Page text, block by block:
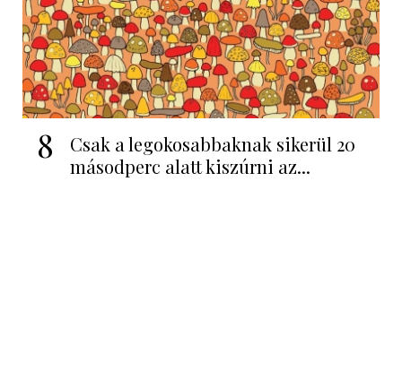
8
Csak a legokosabbaknak sikerül 20
másodperc alatt kiszúrni az...